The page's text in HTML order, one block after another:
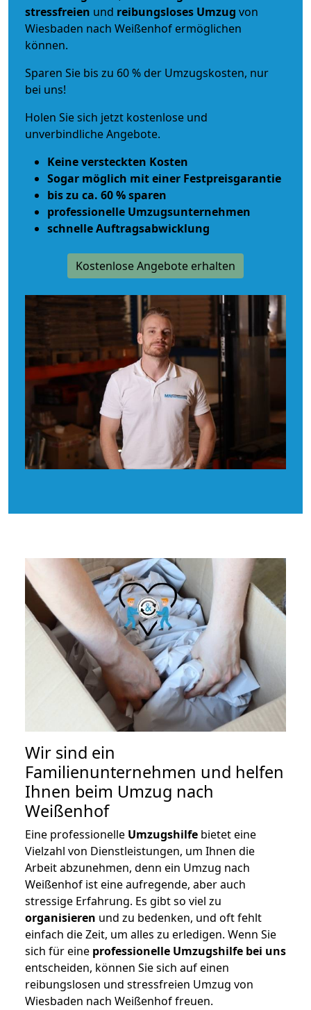
stressfreien und reibungsloses Umzug von
Wiesbaden nach Weißenhof ermöglichen
können.
Sparen Sie bis zu 60 % der Umzugskosten, nur
bei uns!
Holen Sie sich jetzt kostenlose und
unverbindliche Angebote.
Keine versteckten Kosten
Sogar möglich mit einer Festpreisgarantie
bis zu ca. 60 % sparen
professionelle Umzugsunternehmen
schnelle Auftragsabwicklung
Kostenlose Angebote erhalten
Wir sind ein
Familienunternehmen und helfen
Ihnen beim Umzug nach
Weißenhof
Eine professionelle Umzugshilfe bietet eine
Vielzahl von Dienstleistungen, um Ihnen die
Arbeit abzunehmen, denn ein Umzug nach
Weißenhof ist eine aufregende, aber auch
stressige Erfahrung. Es gibt so viel zu
organisieren und zu bedenken, und oft fehlt
einfach die Zeit, um alles zu erledigen. Wenn Sie
sich für eine professionelle Umzugshilfe bei uns
entscheiden, können Sie sich auf einen
reibungslosen und stressfreien Umzug von
Wiesbaden nach Weißenhof freuen.